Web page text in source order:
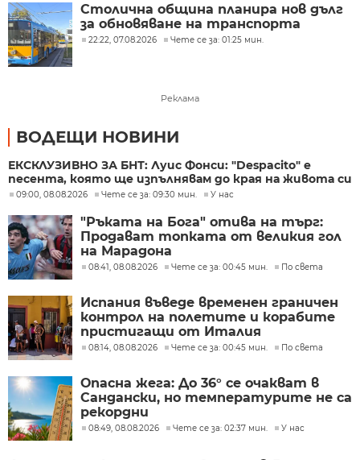
Столична община планира нов дълг
за обновяване на транспорта
22:22, 07.08.2026 Чете се за: 01:25 мин.
Реклама
ВОДЕЩИ НОВИНИ
ЕКСКЛУЗИВНО ЗА БНТ: Луис Фонси: "Despacito" е
песента, която ще изпълнявам до края на живота си
09:00, 08.08.2026 Чете се за: 09:30 мин. У нас
"Ръката на Бога" отива на търг:
Продават топката от великия гол
на Марадона
08:41, 08.08.2026 Чете се за: 00:45 мин. По света
Испания въведе временен граничен
контрол на полетите и корабите
пристигащи от Италия
08:14, 08.08.2026 Чете се за: 00:45 мин. По света
Опасна жега: До 36° се очакват в
Сандански, но температурите не са
рекордни
08:49, 08.08.2026 Чете се за: 02:37 мин. У нас